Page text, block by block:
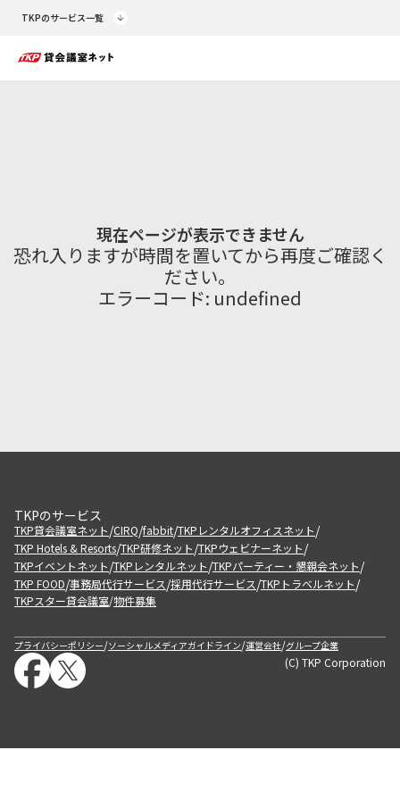
TKPのサービス一覧
現在ページが表示できません
恐れ入りますが時間を置いてから再度ご確認く
ださい。
エラーコード: undefined
TKPのサービス
TKP貸会議室ネット/CIRQ/fabbit/TKPレンタルオフィスネット/
TKP Hotels & Resorts/TKP研修ネット/TKPウェビナーネット/
TKPイベントネット/TKPレンタルネット/TKPパーティー・懇親会ネット/
TKP FOOD/事務局代行サービス/採用代行サービス/TKPトラベルネット/
TKPスター貸会議室/物件募集
プライバシーポリシー/ソーシャルメディアガイドライン/運営会社/グループ企業
(C) TKP Corporation